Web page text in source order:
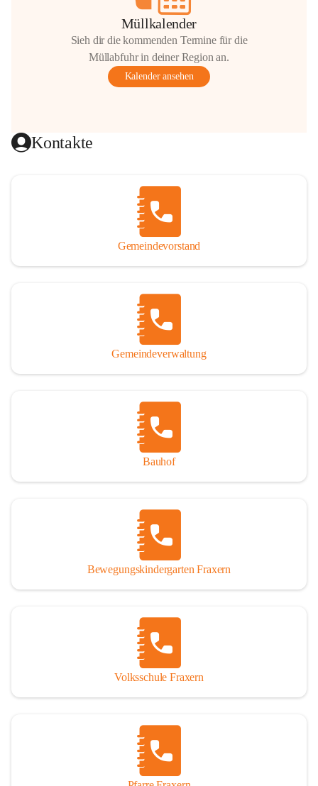
Müllkalender
Sieh dir die kommenden Termine für die
Müllabfuhr in deiner Region an.
Kalender ansehen
Kontakte
Gemeindevorstand
Gemeindeverwaltung
Bauhof
Bewegungskindergarten Fraxern
Volksschule Fraxern